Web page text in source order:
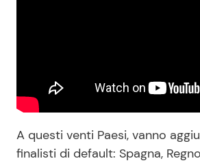
A questi venti Paesi, vanno
finalisti di default: Spagna,